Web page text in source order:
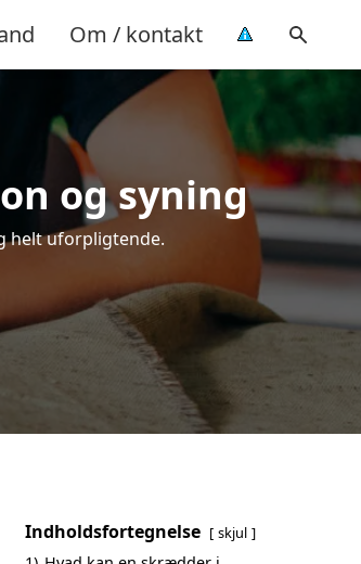
Om / kontakt
og syning
helt uforpligtende.
Indholdsfortegnelse skjul